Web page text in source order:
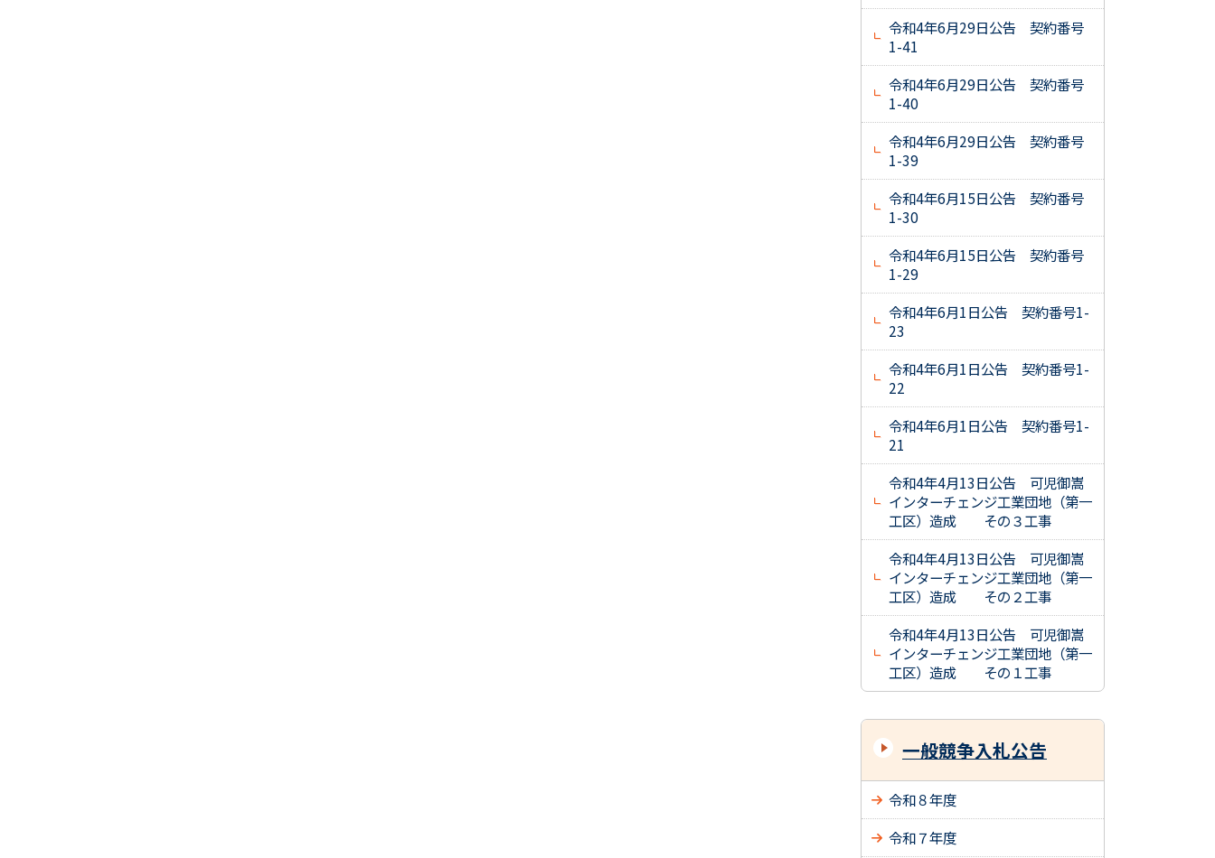
令和4年6月29日公告 契約番号
1-41
令和4年6月29日公告 契約番号
1-40
令和4年6月29日公告 契約番号
1-39
令和4年6月15日公告 契約番号
1-30
令和4年6月15日公告 契約番号
1-29
令和4年6月1日公告 契約番号1-
23
令和4年6月1日公告 契約番号1-
22
令和4年6月1日公告 契約番号1-
21
令和4年4月13日公告 可児御嵩
インターチェンジ工業団地（第一
工区）造成 その３工事
令和4年4月13日公告 可児御嵩
インターチェンジ工業団地（第一
工区）造成 その２工事
令和4年4月13日公告 可児御嵩
インターチェンジ工業団地（第一
工区）造成 その１工事
一般競争入札公告
令和８年度
令和７年度